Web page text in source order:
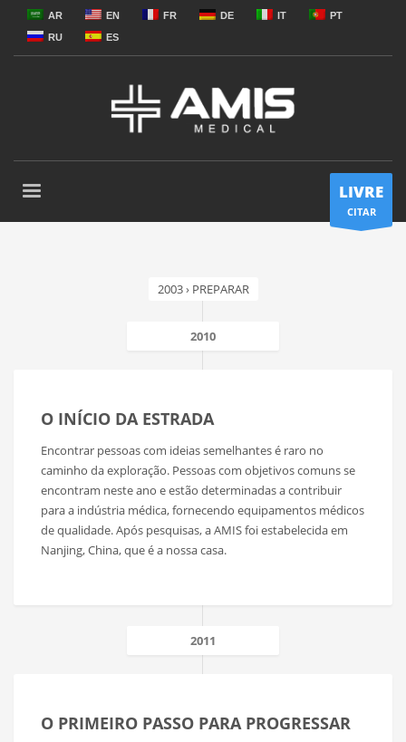
AR EN FR DE IT
PT
RU
ES
LIVRE
CITAR
2003 › PREPARAR
2010
O INÍCIO DA ESTRADA
Encontrar pessoas com ideias semelhantes é raro no
caminho da exploração. Pessoas com objetivos comuns se
encontram neste ano e estão determinadas a contribuir
para a indústria médica, fornecendo equipamentos médicos
de qualidade. Após pesquisas, a AMIS foi estabelecida em
Nanjing, China, que é a nossa casa.
2011
O PRIMEIRO PASSO PARA PROGRESSAR